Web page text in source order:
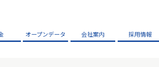
オープンデータ 会社案内 採用情報